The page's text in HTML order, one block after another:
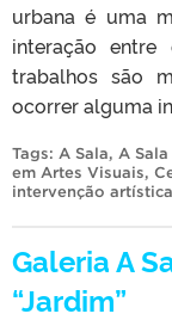
urbana é uma
interação
trabalhos são
ocorrer alguma
Tags: A Sala, A
em Artes Visuais,
intervenção artística
Galeria A
“Jardim”